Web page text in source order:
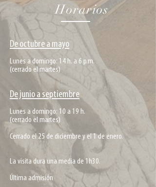
Horarios
De octubre a mayo
​Lunes a domingo: 14 h. a 6 p.m.
(cerrado el martes)
De junio a septiembre
Lunes a domingo: 10 a 19 h.
(cerrado el martes)
Cerrado el 25 de diciembre y el 1 de enero.
La visita dura una media de 1h30.
Última admisión